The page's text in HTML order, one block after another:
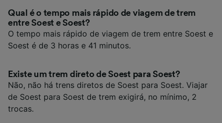
Qual é o tempo mais rápido de viagem de trem
entre Soest e Soest?
O tempo mais rápido de viagem de trem entre Soest e
Soest é de 3 horas e 41 minutos.
Existe um trem direto de Soest para Soest?
Não, não há trens diretos de Soest para Soest. Viajar
de Soest para Soest de trem exigirá, no mínimo, 2
trocas.